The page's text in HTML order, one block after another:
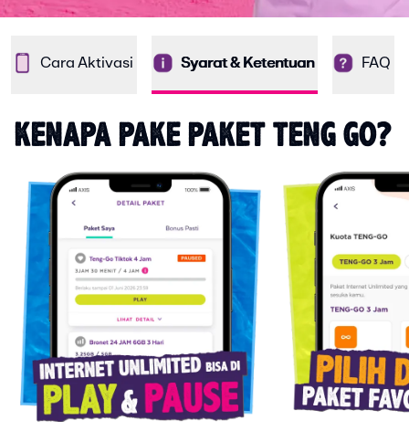
Cara Aktivasi Syarat & Ketentuan FAQ
KENAPA PAKE PAKET TENG GO?